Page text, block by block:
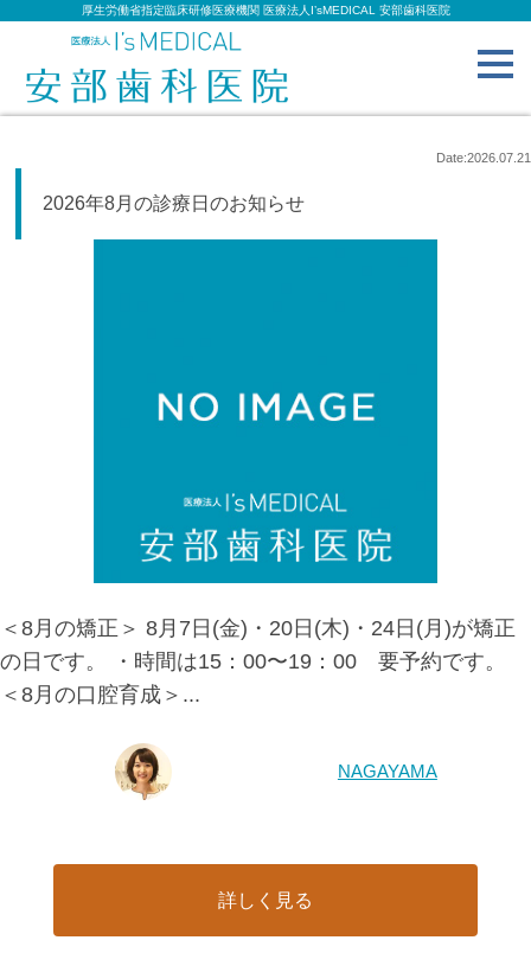
厚生労働省指定臨床研修医療機関 医療法人I’sMEDICAL 安部歯科医院
Date:2026.07.21
2026年8月の診療日のお知らせ
＜8月の矯正＞ 8月7日(金)・20日(木)・24日(月)が矯正
の日です。 ・時間は15：00〜19：00 要予約です。
＜8月の口腔育成＞...
NAGAYAMA
詳しく見る